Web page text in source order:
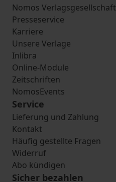
Nomos Verlagsgesellschaft
Presseservice
Karriere
Unsere Verlage
Inlibra
Online-Module
Zeitschriften
NomosEvents
Service
Lieferung und Zahlung
Kontakt
Häufig gestellte Fragen
Widerruf
Abo kündigen
Sicher bezahlen